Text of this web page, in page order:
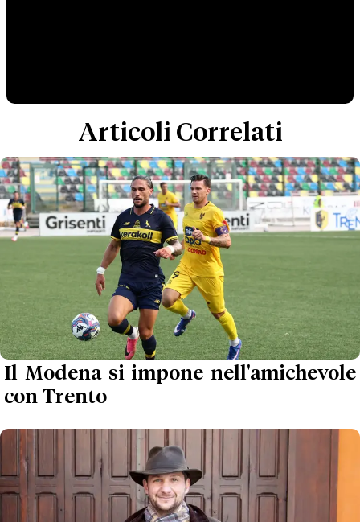
Articoli Correlati
Il Modena si impone nell'amichevole
con Trento